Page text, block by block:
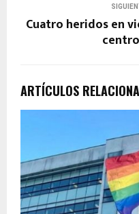
Cuatro heridos en
ARTÍCULOS